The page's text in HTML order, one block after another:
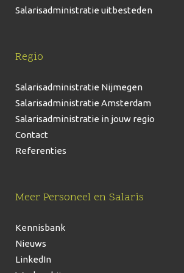
Salarisadministratie uitbesteden
Regio
Salarisadministratie Nijmegen
Salarisadministratie Amsterdam
Salarisadministratie in jouw regio
Contact
Referenties
Meer Personeel en Salaris
Kennisbank
Nieuws
LinkedIn